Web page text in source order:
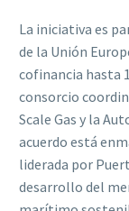
La iniciativa es
de la Unión
cofinancia hasta
consorcio
Scale Gas y la
acuerdo está
liderada por
desarrollo del